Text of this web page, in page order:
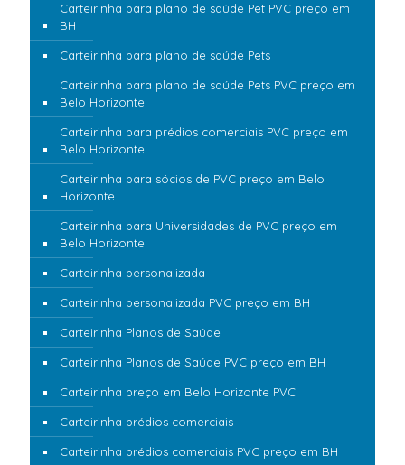
Carteirinha para plano de saúde Pet PVC preço em
BH
Carteirinha para plano de saúde Pets
Carteirinha para plano de saúde Pets PVC preço em
Belo Horizonte
Carteirinha para prédios comerciais PVC preço em
Belo Horizonte
Carteirinha para sócios de PVC preço em Belo
Horizonte
Carteirinha para Universidades de PVC preço em
Belo Horizonte
Carteirinha personalizada
Carteirinha personalizada PVC preço em BH
Carteirinha Planos de Saúde
Carteirinha Planos de Saúde PVC preço em BH
Carteirinha preço em Belo Horizonte PVC
Carteirinha prédios comerciais
Carteirinha prédios comerciais PVC preço em BH